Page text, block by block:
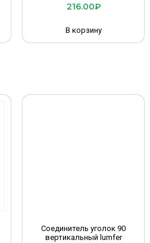
216.00₽
В корзину
Соединитель уголок 90
вертикальный lumfer